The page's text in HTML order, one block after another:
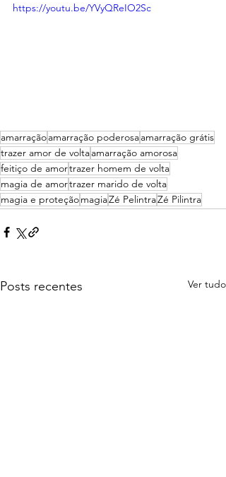
https://youtu.be/YVyQReIO2Sc
amarraçãoamarração poderosaamarração grátis
trazer amor de voltaamarração amorosa
feitiço de amortrazer homem de volta
magia de amortrazer marido de volta
magia e proteçãomagiaZé PelintraZé Pilintra
Posts recentes Ver tudo